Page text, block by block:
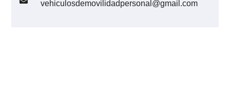
vehiculosdemovilidadpersonal@gmail.com